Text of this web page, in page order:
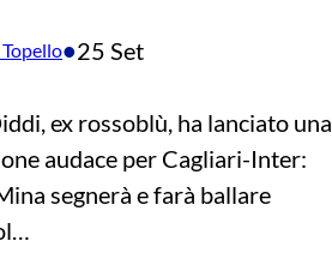
•25 Set
ex rossoblù, ha lanciato una
audace per Cagliari-Inter:
segnerà e farà ballare